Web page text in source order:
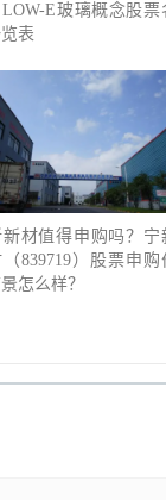
E玻璃概念股票
表
新材值得申购吗？宁
839719）股票申购
怎么样？